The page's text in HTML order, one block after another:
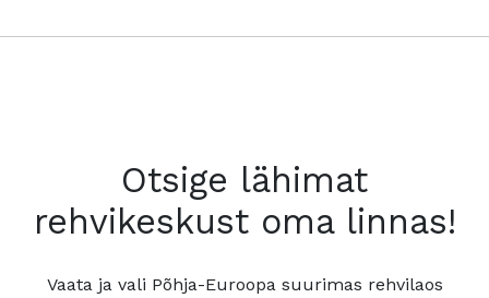
Otsige lähimat
rehvikeskust oma linnas!
Vaata ja vali Põhja-Euroopa suurimas rehvilaos